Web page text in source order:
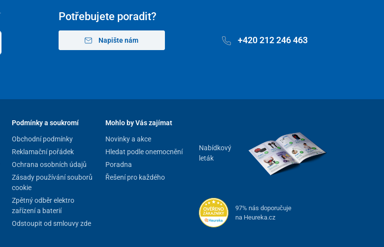
Potřebujete poradit?
Napište nám +420 212 246 463
Podmínky a soukromí
Obchodní podmínky
Reklamační pořádek
Ochrana osobních údajů
Zásady používání souborů
cookie
Zpětný odběr elektro
zařízení a baterií
Odstoupit od smlouvy zde
Mohlo by Vás zajímat
Novinky a akce
Hledat podle onemocnění
Poradna
Řešení pro každého
Nabídkový
leták
97% nás doporučuje
na Heureka.cz